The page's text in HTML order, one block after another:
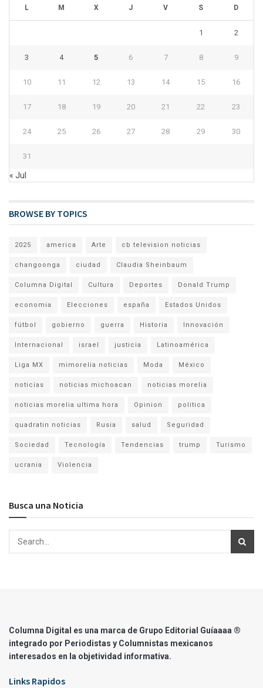
L M X J V S D
1 2
3 4 5 6 7 8 9
10 11 12 13 14 15 16
17 18 19 20 21 22 23
24 25 26 27 28 29 30
31
« Jul
BROWSE BY TOPICS
2025 america Arte cb television noticias
changoonga ciudad Claudia Sheinbaum
Columna Digital Cultura Deportes Donald Trump
economia Elecciones españa Estados Unidos
fútbol gobierno guerra Historia Innovación
Internacional israel justicia Latinoamérica
Liga MX mimorelia noticias Moda México
noticias noticias michoacan noticias morelia
noticias morelia ultima hora Opinion politica
quadratin noticias Rusia salud Seguridad
Sociedad Tecnología Tendencias trump Turismo
ucrania Violencia
Busca una Noticia
Columna Digital es una marca de Grupo Editorial Guíaaaa ®
integrado por Periodistas y Columnistas mexicanos
interesados en la objetividad informativa.
Links Rapidos